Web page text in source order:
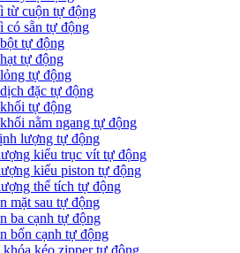
từ cuộn tự động
có sẵn tự động
tự động
tự động
tự động
đặc tự động
tự động
nằm ngang tự động
lượng tự động
kiểu trục vít tự động
kiểu piston tự động
thể tích tự động
mặt sau tự động
ba cạnh tự động
bốn cạnh tự động
kéo zipper tự động